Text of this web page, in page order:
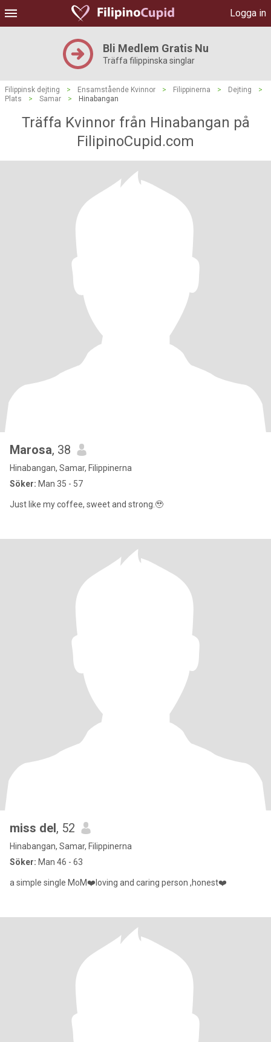
Logga in
Bli Medlem Gratis Nu
Träffa filippinska singlar
Filippinsk dejting > Ensamstående Kvinnor > Filippinerna > Dejting
>
Plats
> Samar > Hinabangan
Träffa Kvinnor från Hinabangan på
FilipinoCupid.com
Marosa, 38
Hinabangan, Samar, Filippinerna
Söker: Man 35 - 57
Just like my coffee, sweet and strong.🥹
miss del, 52
Hinabangan, Samar, Filippinerna
Söker: Man 46 - 63
a simple single MoM❤️loving and caring person ,honest❤️